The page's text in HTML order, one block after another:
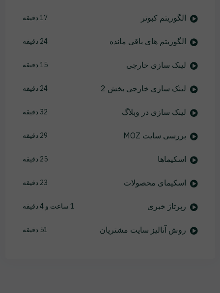
الگوریتم کبوتر 17 دقیقه
الگوریتم های باقی مانده 24 دقیقه
لینک سازی خارجی 15 دقیقه
لینک سازی خارجی بخش 2 24 دقیقه
لینک سازی در وبلاگ 32 دقیقه
بررسی سایت MOZ 29 دقیقه
اسکیماها 25 دقیقه
اسکیمای محصولات 23 دقیقه
رپرتاژ خبری 1 ساعت و 4 دقیقه
روش آنالیز سایت مشتریان 51 دقیقه